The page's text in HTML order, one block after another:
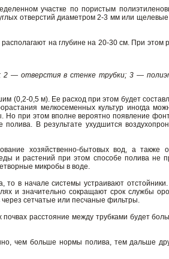
участке по пористым
отверстий диаметром 2-3 мм или щелевые
на глубине на 20-30 см. При этом
2 — отверстия в стенке трубки; 3 —
(0,2-0,5 м). Ее расход при этом будет
мелкосеменных культур иногда
Но при этом вполне вероятно появление
В результате ухудшится
хозяйственно-бытовых вод, а также
и растений при этом способе полива не
микробы в воде.
то в начале системы устраивают
и значительно сокращают срок службы
сетчатые или песчаные фильтры.
расстояние между трубками будет
чем больше нормы полива, тем дальше